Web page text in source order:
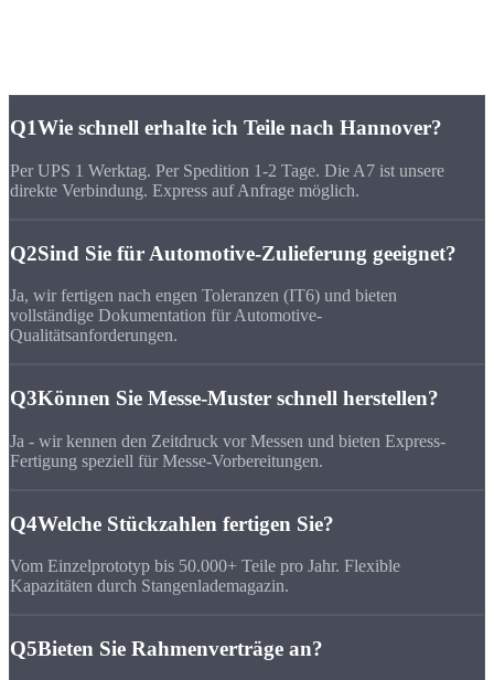
Q1Wie schnell erhalte ich Teile nach Hannover?
Per UPS 1 Werktag. Per Spedition 1-2 Tage. Die A7 ist unsere
direkte Verbindung. Express auf Anfrage möglich.
Q2Sind Sie für Automotive-Zulieferung geeignet?
Ja, wir fertigen nach engen Toleranzen (IT6) und bieten
vollständige Dokumentation für Automotive-
Qualitätsanforderungen.
Q3Können Sie Messe-Muster schnell herstellen?
Ja - wir kennen den Zeitdruck vor Messen und bieten Express-
Fertigung speziell für Messe-Vorbereitungen.
Q4Welche Stückzahlen fertigen Sie?
Vom Einzelprototyp bis 50.000+ Teile pro Jahr. Flexible
Kapazitäten durch Stangenlademagazin.
Q5Bieten Sie Rahmenverträge an?